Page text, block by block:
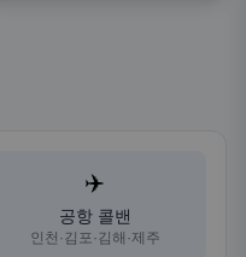
✈️
공항 콜밴
인천·김포·김해·제주